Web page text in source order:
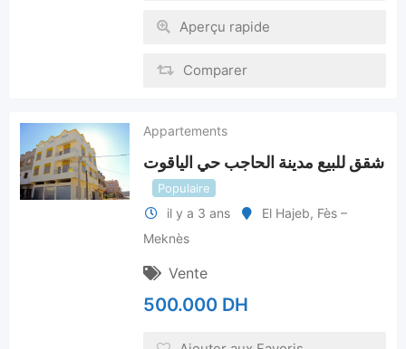
Aperçu rapide
Comparer
Appartements
شقق للبيع مدينة الحاجب حي الياقوت
Populaire
il y a 3 ans El Hajeb, Fès –
Meknès
Vente
500.000 DH